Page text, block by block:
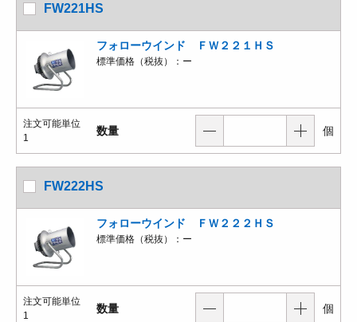
FW221HS
フォローウインド ＦＷ２２１ＨＳ
標準価格（税抜）： ー
注文可能単位
1
数量 個
FW222HS
フォローウインド ＦＷ２２２ＨＳ
標準価格（税抜）： ー
注文可能単位
1
数量 個